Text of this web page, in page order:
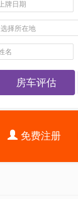
选择所在地
免费注册